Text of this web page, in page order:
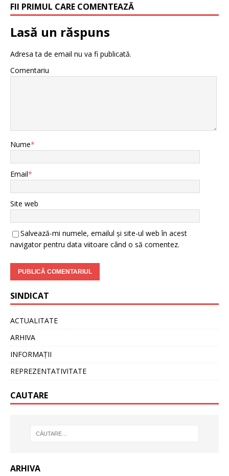
FII PRIMUL CARE COMENTEAZĂ
Lasă un răspuns
Adresa ta de email nu va fi publicată.
Comentariu
Nume*
Email*
Site web
Salvează-mi numele, emailul și site-ul web în acest
navigator pentru data viitoare când o să comentez.
SINDICAT
ACTUALITATE
ARHIVA
INFORMAȚII
REPREZENTATIVITATE
CAUTARE
ARHIVA